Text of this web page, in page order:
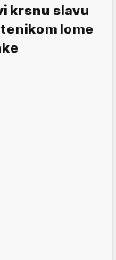
krsnu slavu
lome